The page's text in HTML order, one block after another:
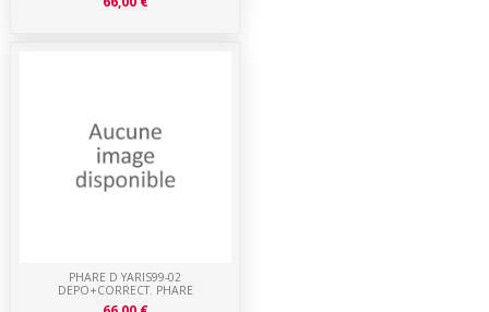
PHARE D YARIS99-02
DEPO+CORRECT. PHARE